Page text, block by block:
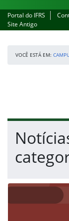
Portal do IFRS
Site Antigo
VOCÊ ESTÁ EM:
Fim da
Início do